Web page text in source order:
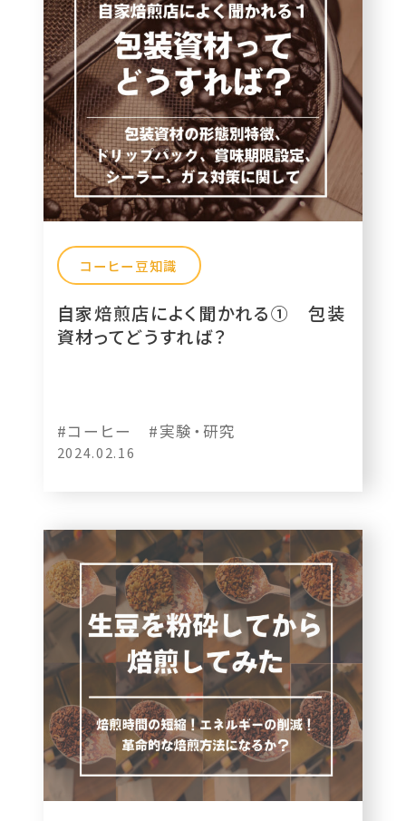
コーヒー豆知識
自家焙煎店によく聞かれる① 包装
資材ってどうすれば？
#コーヒー #実験・研究
2024.02.16